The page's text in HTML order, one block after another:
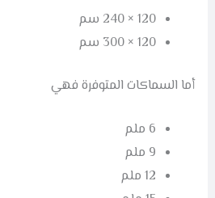
120 × 240 سم
120 × 300 سم
أما السماكات المتوفرة فهي
6 ملم
9 ملم
12 ملم